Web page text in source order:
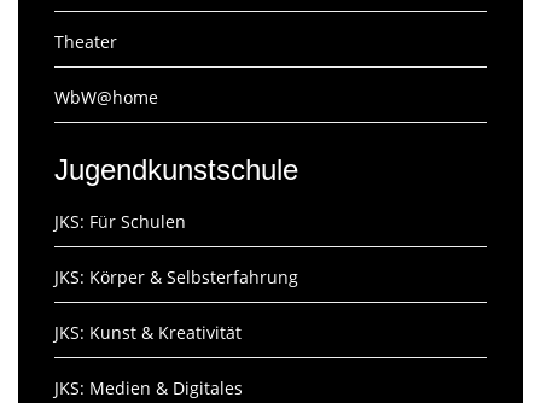
Theater
WbW@home
Jugendkunstschule
JKS: Für Schulen
JKS: Körper & Selbsterfahrung
JKS: Kunst & Kreativität
JKS: Medien & Digitales